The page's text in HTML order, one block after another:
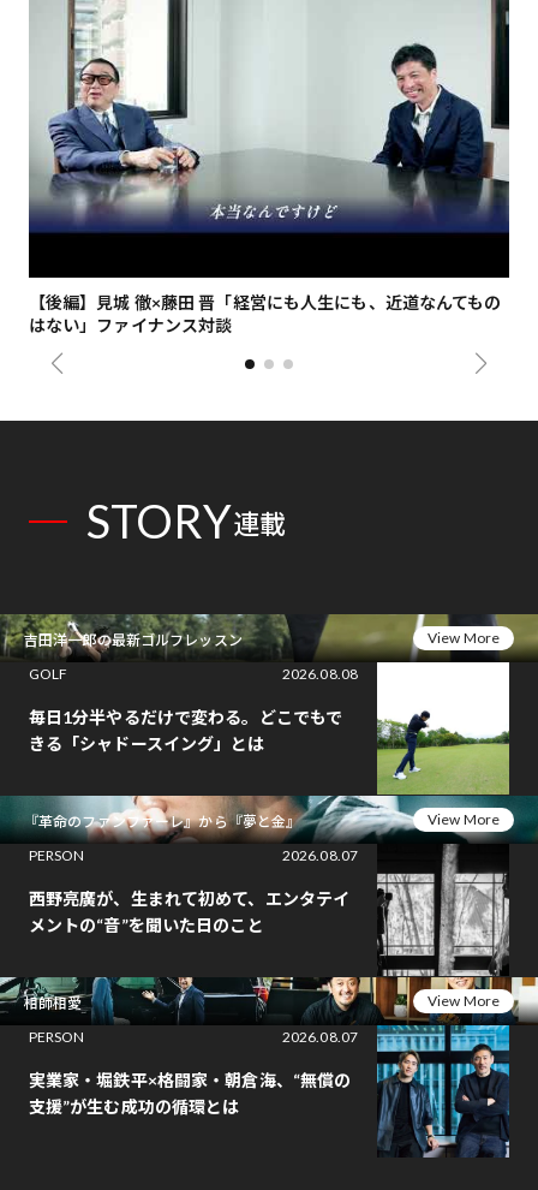
【後編】見城 徹×藤田 晋「経営にも人生にも、近道なんてもの
はない」ファイナンス対談
STORY連載
吉田洋一郎の最新ゴルフレッスン
View More
GOLF
2026.08.08
毎日1分半やるだけで変わる。どこでもで
きる「シャドースイング」とは
『革命のファンファーレ』から『夢と金』
View More
PERSON
2026.08.07
西野亮廣が、生まれて初めて、エンタテイ
メントの“音”を聞いた日のこと
相師相愛
View More
PERSON
2026.08.07
実業家・堀鉄平×格闘家・朝倉海、“無償の
支援”が生む成功の循環とは